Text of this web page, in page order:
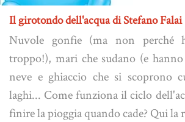
Il girotondo dell'acqua di Stefano Falai
Nuvole gonfie (ma non perché
troppo!), mari che sudano (e
neve e ghiaccio che si scoprono
laghi... Come funziona il ciclo
finire la pioggia quando cade? Qui la